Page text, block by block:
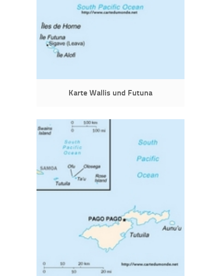
Karte Wallis und Futuna